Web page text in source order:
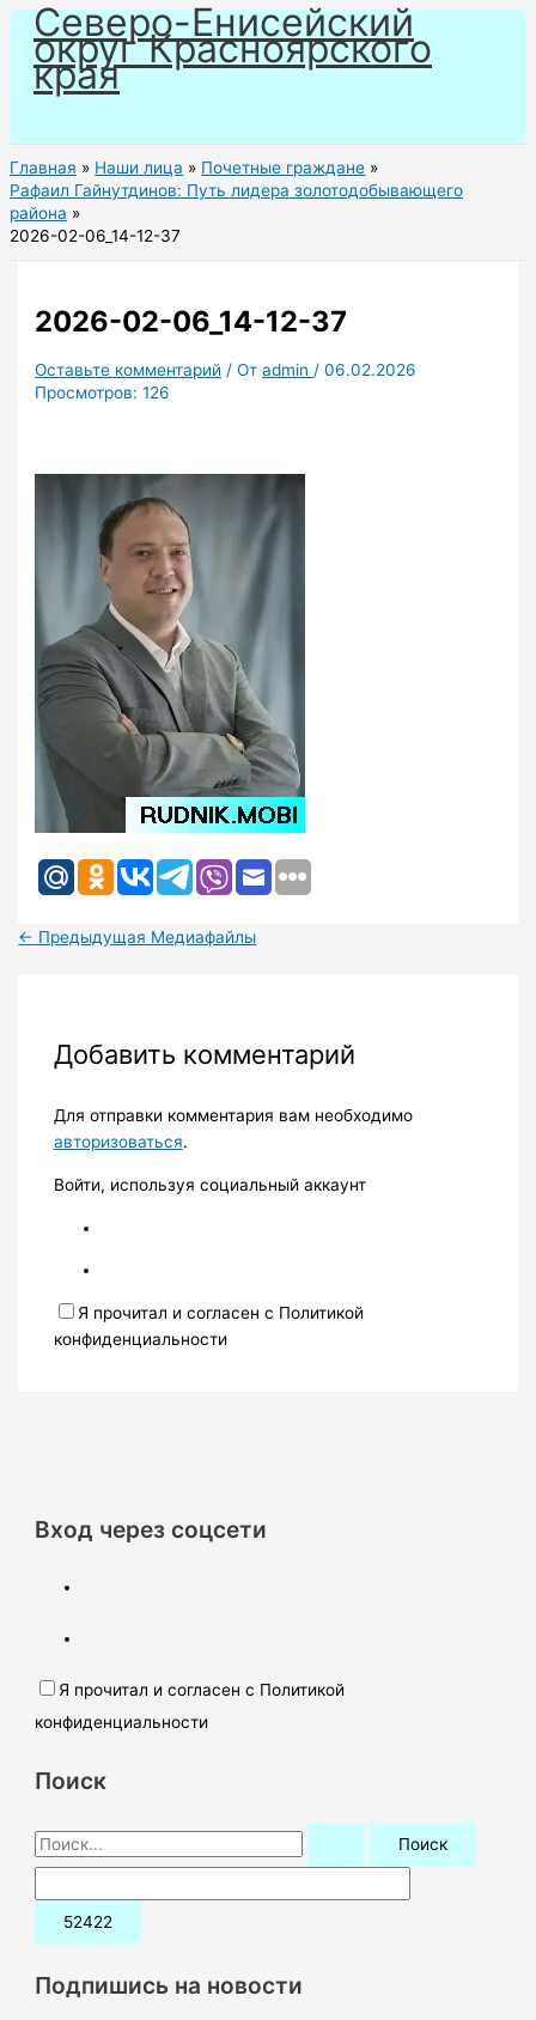
Перейти
содержимому
Северо-Енисейский
округ Красноярского
края
Главная Наши лица
Почетные граждане
Рафаил Гайнутдинов: Путь лидера золотодобывающего
района
2026-02-06_14-12-37
2026-02-06_14-12-37
Оставьте комментарий / Отadmin /06.02.2026
Просмотров: 126
← Предыдущая Медиафайлы
Добавить комментарий
Для отправки комментария вам необходимо
авторизоваться.
Войти, используя социальный аккаунт
Я прочитал и согласен с Политикой
конфиденциальности
Вход через соцсети
Я прочитал и согласен с Политикой
конфиденциальности
Поиск
П
о
и
:Подпишись на новости